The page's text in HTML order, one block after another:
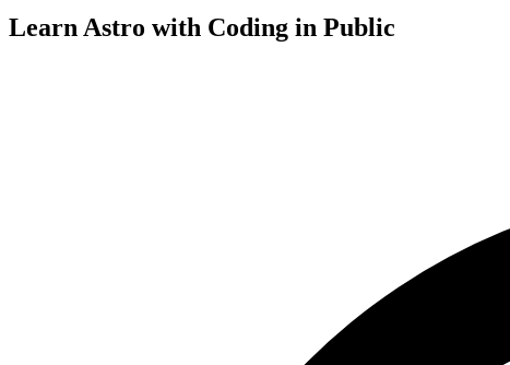
Learn Astro with Coding in Public